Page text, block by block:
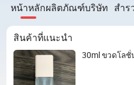
หน้าหลักผลิตภัณฑ์บริษัท สำร
สินค้าที่แนะนำ
30ml ขวดโล